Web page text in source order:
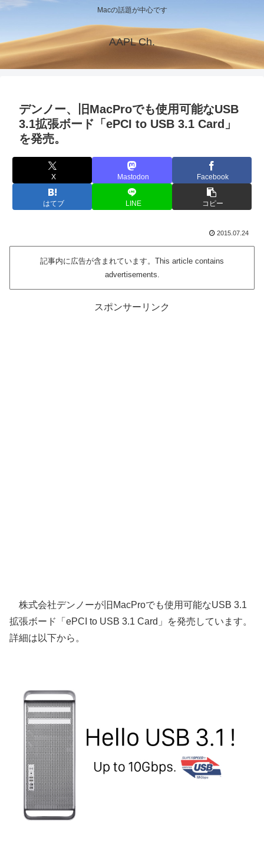
Macの話題が中心です
AAPL Ch.
デンノー、旧MacProでも使用可能なUSB
3.1拡張ボード「ePCI to USB 3.1 Card」
を発売。
X Mastodon Facebook
はてブ LINE コピー
2015.07.24
記事内に広告が含まれています。This article contains
advertisements.
スポンサーリンク
株式会社デンノーが旧MacProでも使用可能なUSB 3.1
拡張ボード「ePCI to USB 3.1 Card」を発売しています。
詳細は以下から。